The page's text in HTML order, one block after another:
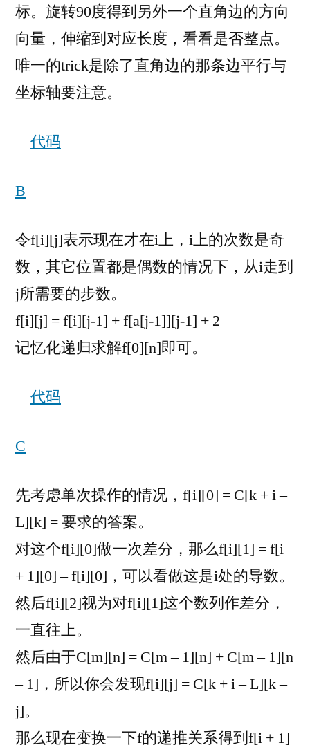
标。旋转90度得到另外一个直角边的方向
向量，伸缩到对应长度，看看是否整点。
唯一的trick是除了直角边的那条边平行与
坐标轴要注意。
代码
B
令f[i][j]表示现在才在i上，i上的次数是奇
数，其它位置都是偶数的情况下，从i走到
j所需要的步数。
f[i][j] = f[i][j-1] + f[a[j-1]][j-1] + 2
记忆化递归求解f[0][n]即可。
代码
C
先考虑单次操作的情况，f[i][0] = C[k + i –
L][k] = 要求的答案。
对这个f[i][0]做一次差分，那么f[i][1] = f[i
+ 1][0] – f[i][0]，可以看做这是i处的导数。
然后f[i][2]视为对f[i][1]这个数列作差分，
一直往上。
然后由于C[m][n] = C[m – 1][n] + C[m – 1][n
– 1]，所以你会发现f[i][j] = C[k + i – L][k –
j]。
那么现在变换一下f的递推关系得到f[i + 1]